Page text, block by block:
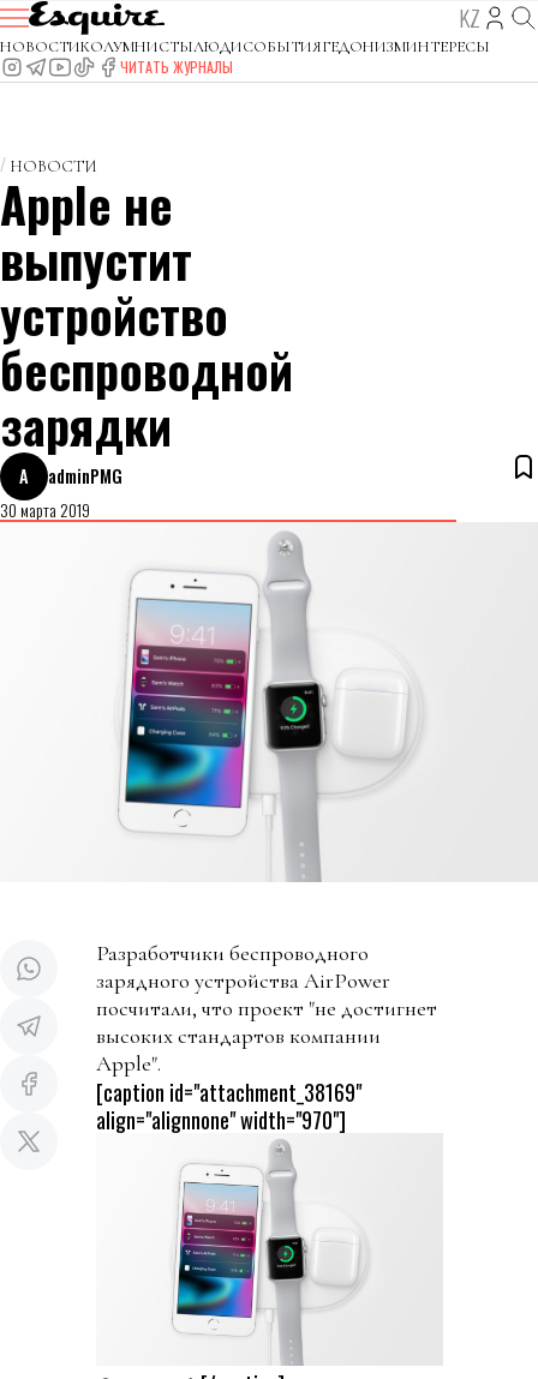
KZ
НОВОСТИКОЛУМНИСТЫЛЮДИСОБЫТИЯГЕДОНИЗМИНТЕРЕСЫ
ЧИТАТЬ ЖУРНАЛЫ
НОВОСТИ
Apple не
выпустит
устройство
беспроводной
зарядки
A
adminPMG
30 марта 2019
Разработчики беспроводного
зарядного устройства AirPower
посчитали, что проект "не достигнет
высоких стандартов компании
Apple".
[caption id="attachment_38169"
align="alignnone" width="970"]